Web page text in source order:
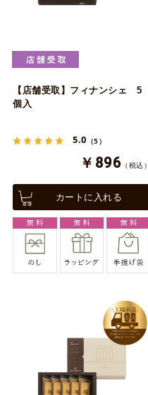
【店舗受取】フィナンシェ 5
個入
5.0 （5）
￥896 （税込）
カートに入れる